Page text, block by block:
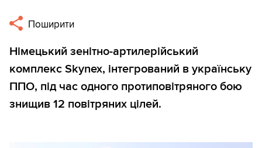
Поширити
Німецький зенітно-артилерійський
комплекс Skynex, інтегрований в українську
ППО, під час одного протиповітряного бою
знищив 12 повітряних цілей.